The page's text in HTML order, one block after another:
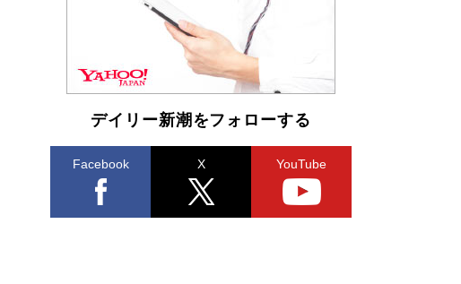
デイリー新潮をフォローする
Facebook X YouTube